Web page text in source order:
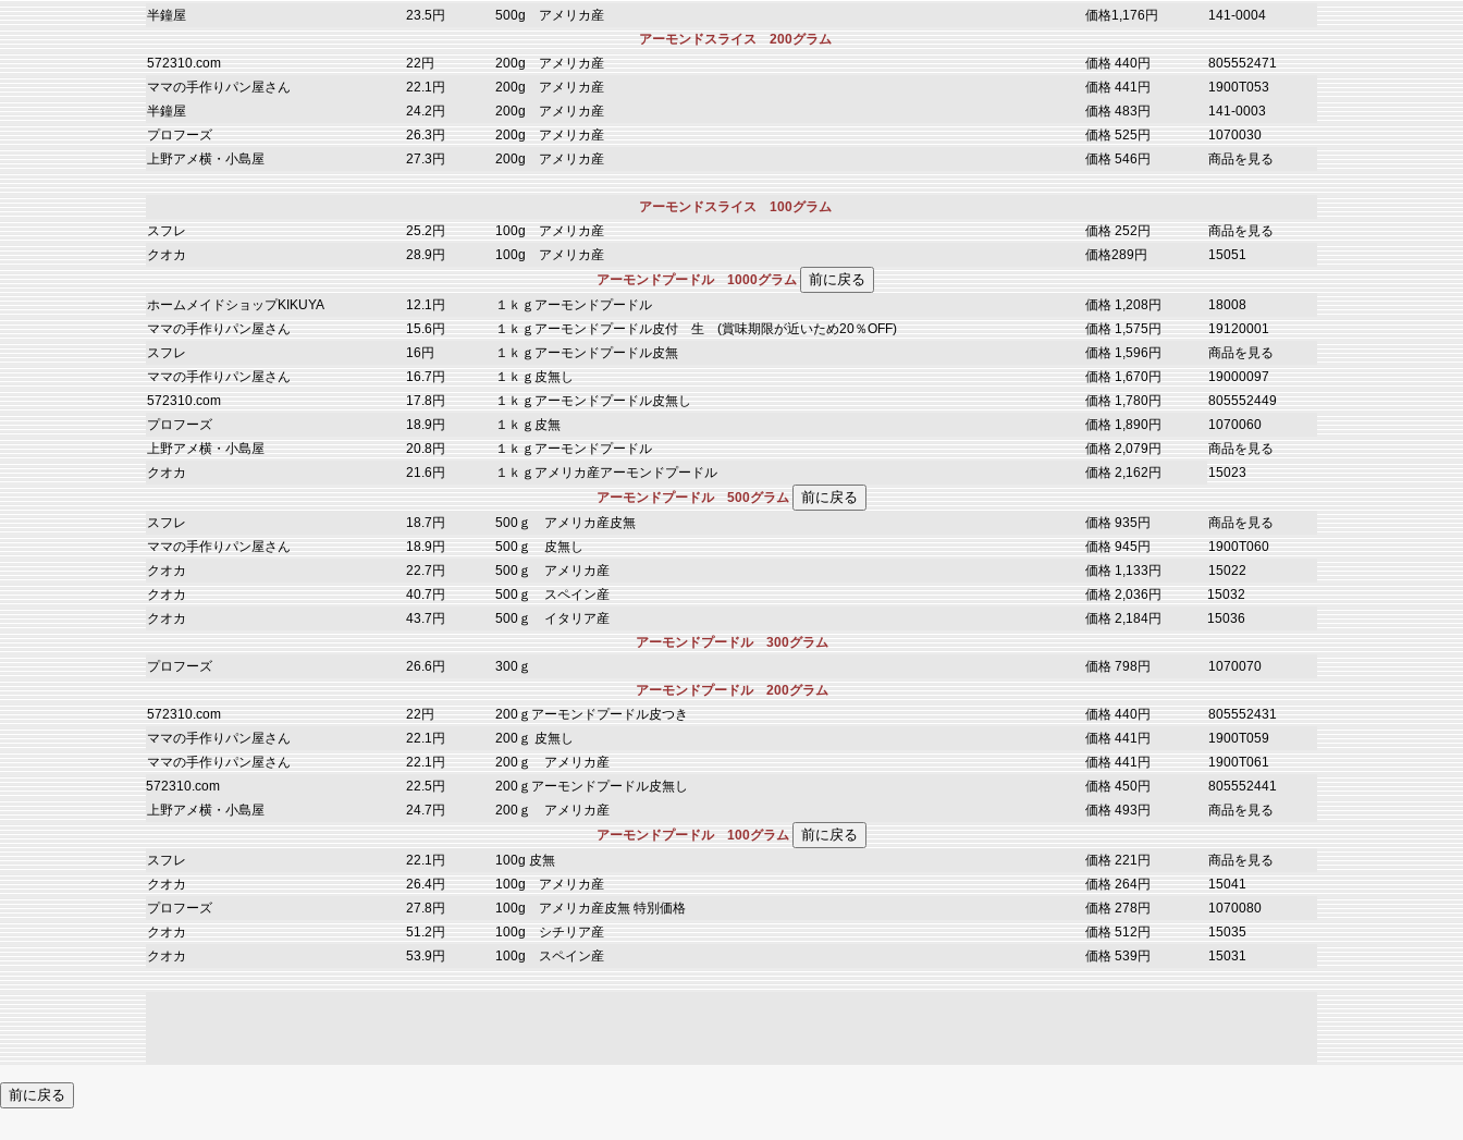
半鐘屋
23.5円 500g アメリカ産 価格1,176円
141-0004
アーモンドスライス 200グラム
572310.com
22円 200g アメリカ産 価格 440円
805552471
ママの手作りパン屋さん
22.1円 200g アメリカ産 価格 441円
1900T053
半鐘屋
24.2円 200g アメリカ産 価格 483円
141-0003
プロフーズ
26.3円 200g アメリカ産 価格 525円
1070030
上野アメ横・小島屋
27.3円 200g アメリカ産 価格 546円 商品を見る
アーモンドスライス 100グラム
スフレ
25.2円 100g アメリカ産 価格 252円
商品を見る
クオカ
28.9円 100g アメリカ産 価格289円
15051
アーモンドプードル 1000グラム
ホームメイドショップKIKUYA
12.1円 １ｋｇアーモンドプードル 価格 1,208円
18008
ママの手作りパン屋さん
15.6円 １ｋｇアーモンドプードル皮付 生 (賞味期限が近いため20％OFF) 価格 1,575円
19120001
スフレ
16円 １ｋｇアーモンドプードル皮無 価格 1,596円
商品を見る
ママの手作りパン屋さん
16.7円 １ｋｇ皮無し 価格 1,670円
19000097
572310.com
17.8円 １ｋｇアーモンドプードル皮無し 価格 1,780円
805552449
プロフーズ
18.9円 １ｋｇ皮無 価格 1,890円
1070060
上野アメ横・小島屋
20.8円 １ｋｇアーモンドプードル 価格 2,079円
商品を見る
クオカ
21.6円 １ｋｇアメリカ産アーモンドプードル 価格 2,162円
15023
アーモンドプードル 500グラム
スフレ
18.7円 500ｇ アメリカ産皮無 価格 935円
商品を見る
ママの手作りパン屋さん
18.9円 500ｇ 皮無し 価格 945円
1900T060
クオカ
22.7円 500ｇ アメリカ産 価格 1,133円
15022
クオカ
40.7円 500ｇ スペイン産 価格 2,036円
15032
クオカ
43.7円 500ｇ イタリア産 価格 2,184円
15036
アーモンドプードル 300グラム
プロフーズ
26.6円 300ｇ 価格 798円
1070070
アーモンドプードル 200グラム
572310.com
22円 200ｇアーモンドプードル皮つき 価格 440円
805552431
ママの手作りパン屋さん
22.1円 200ｇ 皮無し 価格 441円
1900T059
ママの手作りパン屋さん
22.1円 200ｇ アメリカ産 価格 441円
1900T061
572310.com
22.5円 200ｇアーモンドプードル皮無し 価格 450円
805552441
上野アメ横・小島屋
24.7円 200ｇ アメリカ産 価格 493円
商品を見る
アーモンドプードル 100グラム
スフレ
22.1円 100g 皮無 価格 221円
商品を見る
クオカ
26.4円 100g アメリカ産 価格 264円
15041
プロフーズ
27.8円 100g アメリカ産皮無 特別価格 価格 278円
1070080
クオカ
51.2円 100g シチリア産 価格 512円
15035
クオカ
53.9円 100g スペイン産 価格 539円 15031